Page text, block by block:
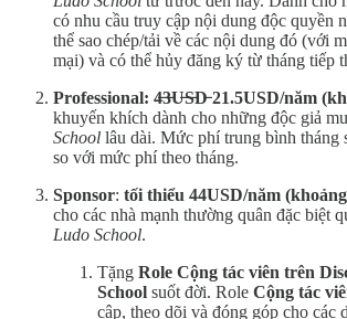
có nhu cầu truy cập nội dung độc quyền
thể sao chép/tải về các nội dung đó (với
mại) và có thể hủy đăng ký từ tháng tiếp
Professional: 4̶3̶U̶S̶D̶ 21.5USD/năm
khuyến khích dành cho những độc giả
School lâu dài. Mức phí trung bình tháng
so với mức phí theo tháng.
Sponsor: tối thiểu 44USD/năm
cho các nhà mạnh thường quân đặc biệt
Ludo School.
Tặng Role Cộng tác viên trên
School suốt đời. Role Cộng tác
cập, theo dõi và đóng góp cho các